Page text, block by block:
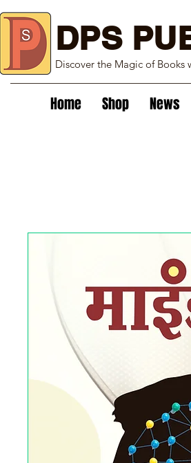
DPS
Discover the Magic of Books
Home Shop News